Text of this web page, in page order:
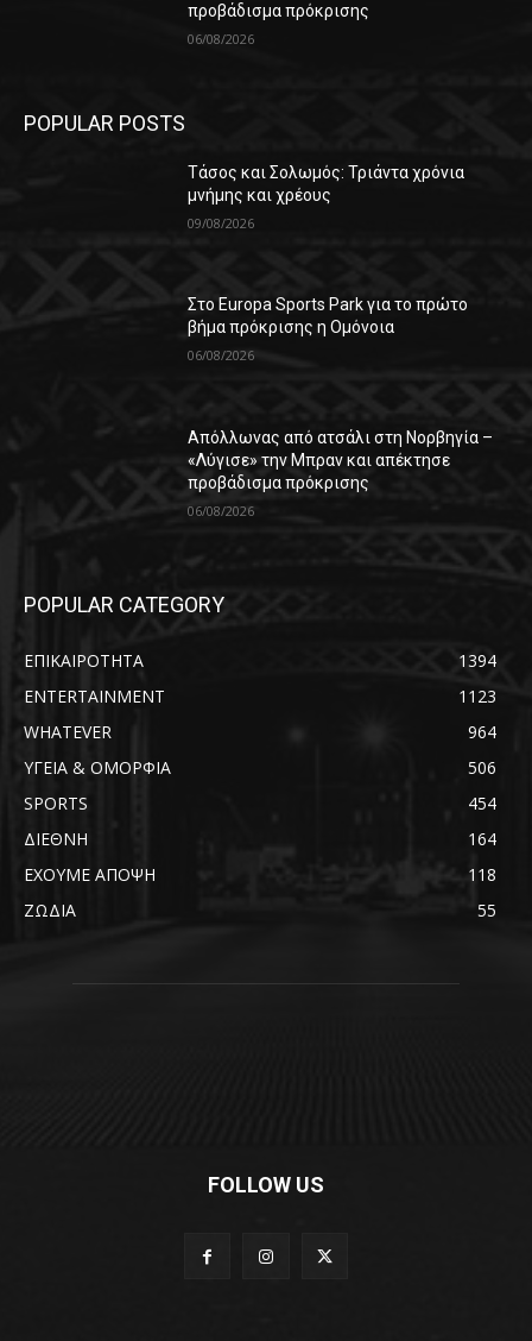
προβάδισμα πρόκρισης
06/08/2026
POPULAR POSTS
Τάσος και Σολωμός: Τριάντα χρόνια
μνήμης και χρέους
09/08/2026
Στο Europa Sports Park για το πρώτο
βήμα πρόκρισης η Ομόνοια
06/08/2026
Απόλλωνας από ατσάλι στη Νορβηγία –
«Λύγισε» την Μπραν και απέκτησε
προβάδισμα πρόκρισης
06/08/2026
POPULAR CATEGORY
ΕΠΙΚΑΙΡΟΤΗΤΑ
1394
ENTERTAINMENT
1123
WHATEVER
964
ΥΓΕΙΑ & ΟΜΟΡΦΙΑ
506
SPORTS
454
ΔΙΕΘΝΗ
164
ΕΧΟΥΜΕ ΑΠΟΨΗ
118
ΖΩΔΙΑ
55
FOLLOW US